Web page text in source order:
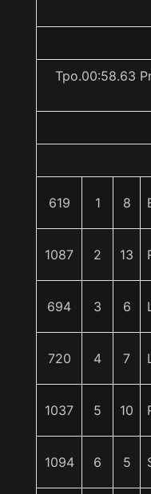
Tpo.00:58.63
619 1 8
1087 2 13
694 3 6
720 4 7
1037 5 10
1094 6 5